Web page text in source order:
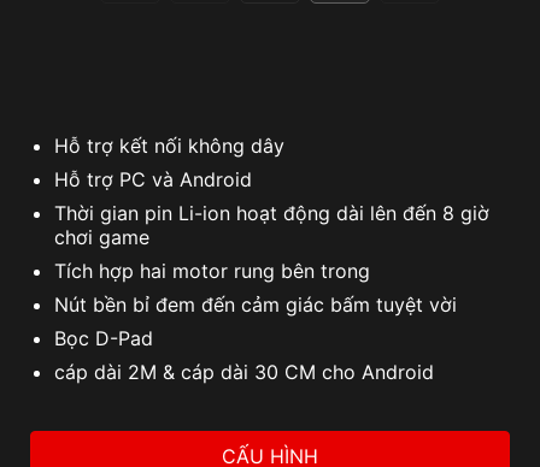
Hỗ trợ kết nối không dây
Hỗ trợ PC và Android
Thời gian pin Li-ion hoạt động dài lên đến 8 giờ
chơi game
Tích hợp hai motor rung bên trong
Nút bền bỉ đem đến cảm giác bấm tuyệt vời
Bọc D-Pad
cáp dài 2M & cáp dài 30 CM cho Android
CẤU HÌNH